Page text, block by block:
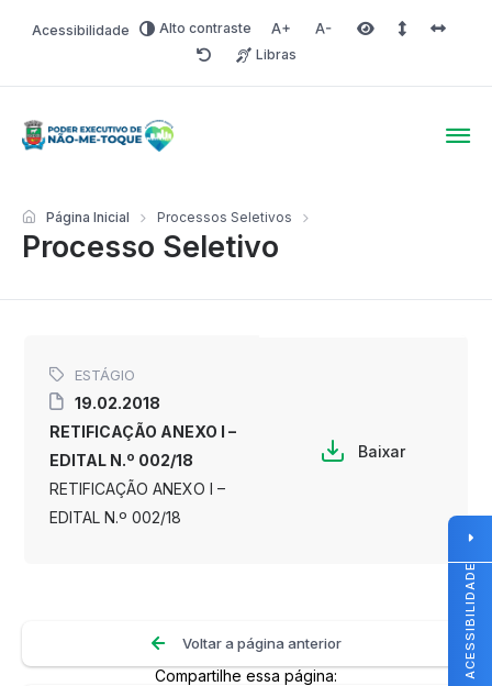
Acessibilidade Alto contraste Aumentar fonte
Diminuir fonteÁrea selecionada
Espaço
RedefinirLibras
Processo Seletivo
Página Inicial Processos Seletivos
ESTÁGIO
19.02.2018
RETIFICAÇÃO ANEXO I –
EDITAL N.º 002/18
RETIFICAÇÃO ANEXO I –
EDITAL N.º 002/18
Baixar
Voltar a página anterior
Compartilhe essa página: ACESSIBILIDADE